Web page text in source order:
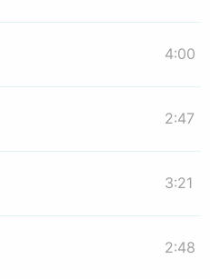
4:00
2:47
3:21
2:48